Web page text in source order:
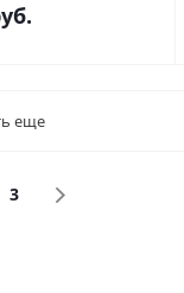
еще
3